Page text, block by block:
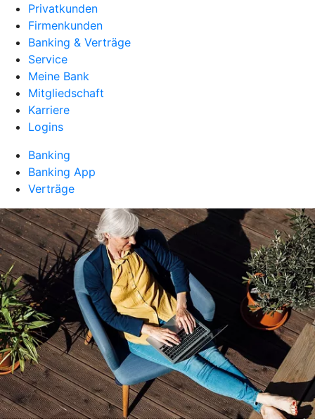
Privatkunden
Firmenkunden
Banking & Verträge
Service
Meine Bank
Mitgliedschaft
Karriere
Logins
Banking
Banking App
Verträge